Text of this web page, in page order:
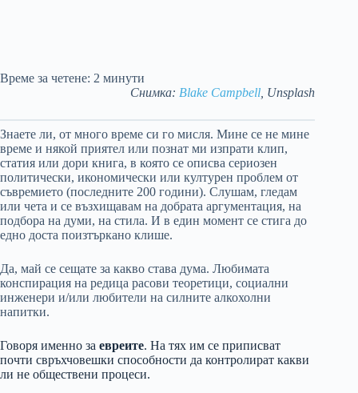
Време за четене: 2 минути
Снимка: Blake Campbell , Unsplash
Знаете ли, от много време си го мисля. Мине се не мине
време и някой приятел или познат ми изпрати клип,
статия или дори книга, в която се описва сериозен
политически, икономически или културен проблем от
съвремието (последните 200 години). Слушам, гледам
или чета и се възхищавам на добрата аргументация, на
подбора на думи, на стила. И в един момент се стига до
едно доста поизтъркано клише.
Да, май се сещате за какво става дума. Любимата
конспирация на редица расови теоретици, социални
инженери и/или любители на силните алкохолни
напитки.
Говоря именно за евреите. На тях им се приписват
почти свръхчовешки способности да контролират какви
ли не обществени процеси.